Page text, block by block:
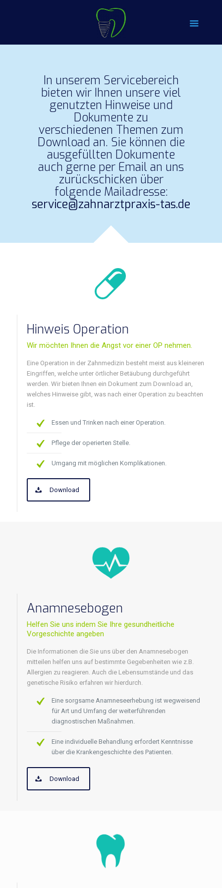
In unserem Servicebereich
bieten wir Ihnen unsere viel
genutzten Hinweise und
Dokumente zu
verschiedenen Themen zum
Download an. Sie können die
ausgefüllten Dokumente
auch gerne per Email an uns
zurückschicken über
folgende Mailadresse:
service@zahnarztpraxis-tas.de
Hinweis Operation
Wir möchten Ihnen die Angst vor einer OP nehmen.
Eine Operation in der Zahnmedizin besteht meist aus kleineren
Eingriffen, welche unter örtlicher Betäubung durchgeführt
werden. Wir bieten Ihnen ein Dokument zum Download an,
welches Hinweise gibt, was nach einer Operation zu beachten
ist.
Essen und Trinken nach einer Operation.
Pflege der operierten Stelle.
Umgang mit möglichen Komplikationen.
Download
Anamnesebogen
Helfen Sie uns indem Sie Ihre gesundheitliche
Vorgeschichte angeben
Die Informationen die Sie uns über den Anamnesebogen
mitteilen helfen uns auf bestimmte Gegebenheiten wie z.B.
Allergien zu reagieren. Auch die Lebensumstände und das
genetische Risiko erfahren wir hierdurch.
Eine sorgsame Anamneseerhebung ist wegweisend
für Art und Umfang der weiterführenden
diagnostischen Maßnahmen.
Eine individuelle Behandlung erfordert Kenntnisse
über die Krankengeschichte des Patienten.
Download